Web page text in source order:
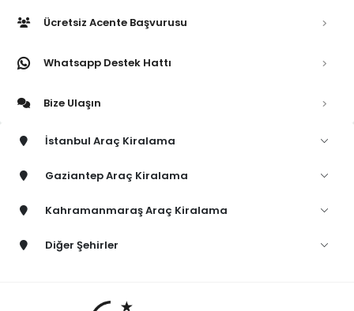
Ücretsiz Acente Başvurusu
Whatsapp Destek Hattı
Bize Ulaşın
İstanbul Araç Kiralama
Gaziantep Araç Kiralama
Kahramanmaraş Araç Kiralama
Diğer Şehirler